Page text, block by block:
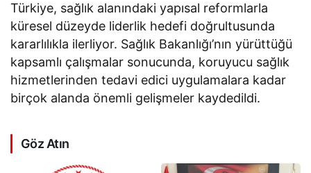
Türkiye, sağlık alanındaki yapısal reformlarla
küresel düzeyde liderlik hedefi doğrultusunda
kararlılıkla ilerliyor. Sağlık Bakanlığı’nın yürüttüğü
kapsamlı çalışmalar sonucunda, koruyucu sağlık
hizmetlerinden tedavi edici uygulamalara kadar
birçok alanda önemli gelişmeler kaydedildi.
Göz Atın